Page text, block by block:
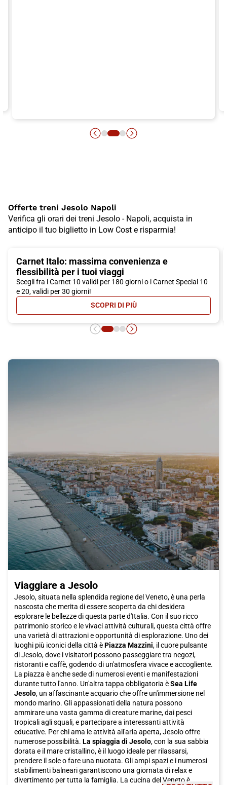
Offerte treni Jesolo Napoli
Verifica gli orari dei treni Jesolo - Napoli, acquista in
anticipo il tuo biglietto in Low Cost e risparmia!
Carnet Italo: massima convenienza e
flessibilità per i tuoi viaggi
Scegli fra i Carnet 10 validi per 180 giorni o i Carnet Special 10
e 20, validi per 30 giorni!
SCOPRI DI PIÙ- CARNET ITALO: MASSIMA
Viaggiare a Jesolo
Jesolo, situata nella splendida regione del Veneto, è una perla
nascosta che merita di essere scoperta da chi desidera
esplorare le bellezze di questa parte d'Italia. Con il suo ricco
patrimonio storico e le vivaci attività culturali, questa città offre
una varietà di attrazioni e opportunità di esplorazione. Uno dei
luoghi più iconici della città èPiazza Mazzini, il cuore pulsante
di Jesolo, dove i visitatori possono passeggiare tra negozi,
ristoranti e caffè, godendo di un'atmosfera vivace e accogliente.
La piazza è anche sede di numerosi eventi e manifestazioni
durante tutto l'anno. Un'altra tappa obbligatoria èSea Life
Jesolo, un affascinante acquario che offre un'immersione nel
mondo marino. Gli appassionati della natura possono
ammirare una vasta gamma di creature marine, dai pesci
tropicali agli squali, e partecipare a interessanti attività
educative. Per chi ama le attività all'aria aperta, Jesolo offre
numerose possibilità. La spiaggia di Jesolo, con la sua sabbia
dorata e il mare cristallino, è il luogo ideale per rilassarsi,
prendere il sole o fare una nuotata. Gli ampi spazi e i numerosi
stabilimenti balneari garantiscono una giornata di relax e
divertimento per tutta la famiglia. La cucina del Veneto è